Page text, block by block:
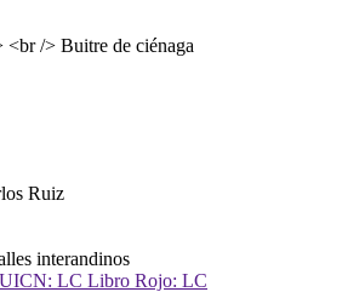
Ruiz
interandinos
UICN: LC Libro Rojo: LC